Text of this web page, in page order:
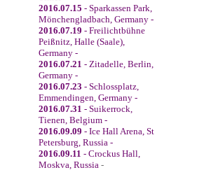
2016.07.15 - Sparkassen Park,
Mönchengladbach, Germany -
2016.07.19 - Freilichtbühne
Peißnitz, Halle (Saale),
Germany -
2016.07.21 - Zitadelle, Berlin,
Germany -
2016.07.23 - Schlossplatz,
Emmendingen, Germany -
2016.07.31 - Suikerrock,
Tienen, Belgium -
2016.09.09 - Ice Hall Arena, St
Petersburg, Russia -
2016.09.11 - Crockus Hall,
Moskva, Russia -